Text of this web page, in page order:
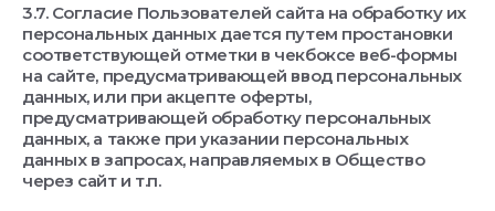
3.7. Согласие Пользователей сайта на обработку их
персональных данных дается путем простановки
соответствующей отметки в чекбоксе веб-формы
на сайте, предусматривающей ввод персональных
данных, или при акцепте оферты,
предусматривающей обработку персональных
данных, а также при указании персональных
данных в запросах, направляемых в Общество
через сайт и т.п.